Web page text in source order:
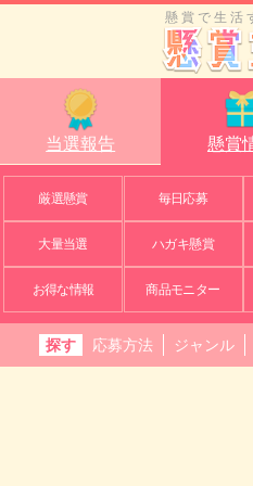
懸賞で生活
当選報告 懸賞
厳選懸賞 毎日応募
大量当選 ハガキ懸賞
お得な情報 商品モニター
探す 応募方法 ジャンル